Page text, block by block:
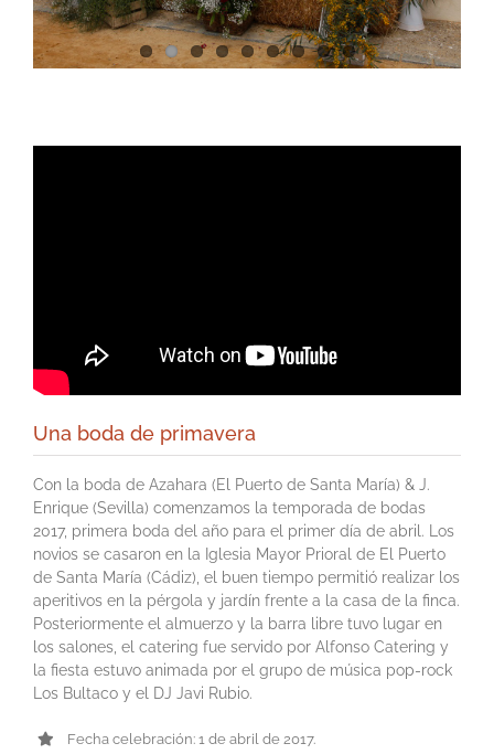
Una boda de primavera
Con la boda de Azahara (El Puerto de Santa María) & J.
Enrique (Sevilla) comenzamos la temporada de bodas
2017, primera boda del año para el primer día de abril. Los
novios se casaron en la Iglesia Mayor Prioral de El Puerto
de Santa María (Cádiz), el buen tiempo permitió realizar los
aperitivos en la pérgola y jardín frente a la casa de la finca.
Posteriormente el almuerzo y la barra libre tuvo lugar en
los salones, el catering fue servido por Alfonso Catering y
la fiesta estuvo animada por el grupo de música pop-rock
Los Bultaco y el DJ Javi Rubio.
Fecha celebración: 1 de abril de 2017.